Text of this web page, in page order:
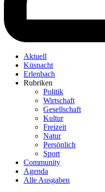
Aktuell
Küsnacht
Erlenbach
Rubriken
Politik
Wirtschaft
Gesellschaft
Kultur
Freizeit
Natur
Persönlich
Sport
Community
Agenda
Alle Ausgaben